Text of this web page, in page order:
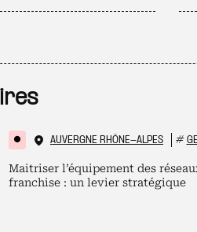
AUVERGNE RHÔNE-ALPES #
Maitriser l’équipement des
franchise : un levier stratégique